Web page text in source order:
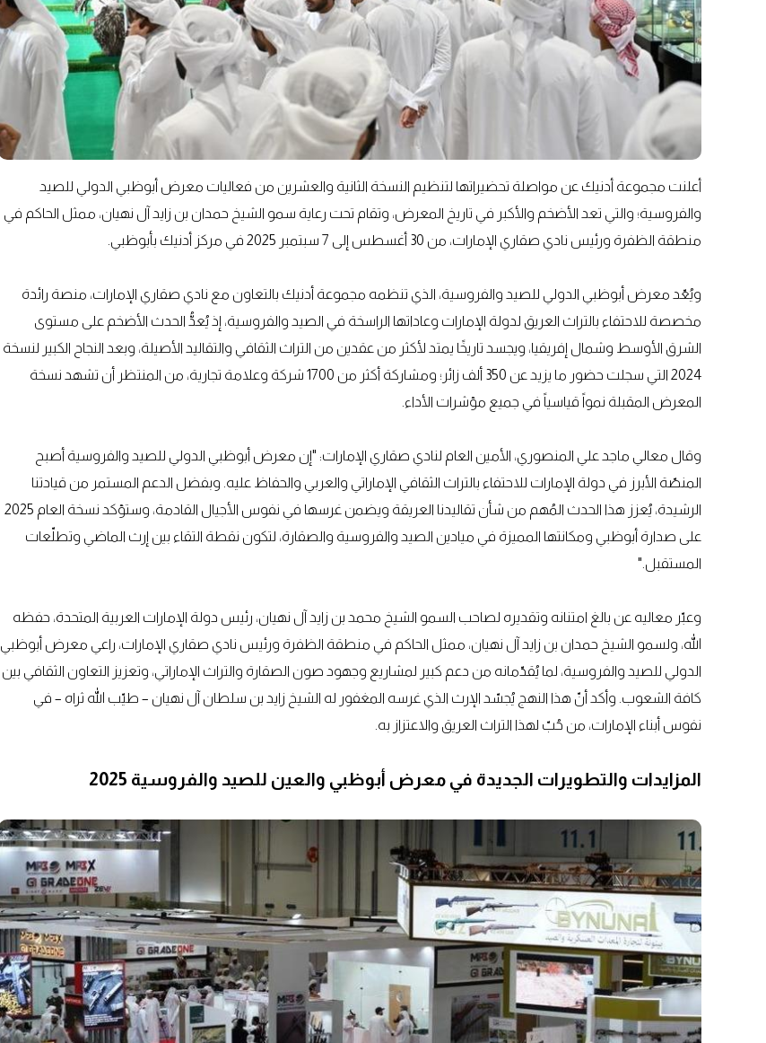
أعلنت مجموعة أدنيك عن مواصلة تحضيراتها لتنظيم النسخة الثانية والعشرين من فعاليات معرض أبوظبي الدولي للصيد
والفروسية؛ والتي تعد الأضخم والأكبر في تاريخ المعرض، وتقام تحت رعاية سمو الشيخ حمدان بن زايد آل نهيان، ممثل الحاكم في
منطقة الظفرة ورئيس نادي صقاري الإمارات، من 30 أغسطس إلى 7 سبتمبر 2025 في مركز أدنيك بأبوظبي.
ويُعّد معرض أبوظبي الدولي للصيد والفروسية، الذي تنظمه مجموعة أدنيك بالتعاون مع نادي صقاري الإمارات، منصة رائدة
مخصصة للاحتفاء بالتراث العريق لدولة الإمارات وعاداتها الراسخة في الصيد والفروسية، إذ يُعدُّ الحدث الأضخم على مستوى
الشرق الأوسط وشمال إفريقيا، ويجسد تاريخًا يمتد لأكثر من عقدين من التراث الثقافي والتقاليد الأصيلة، وبعد النجاح الكبير لنسخة
2024 التي سجلت حضور ما يزيد عن 350 ألف زائر؛ ومشاركة أكثر من 1700 شركة وعلامة تجارية، من المنتظر أن تشهد نسخة
المعرض المقبلة نمواً قياسياً في جميع مؤشرات الأداء.
وقال معالي ماجد علي المنصوري، الأمين العام لنادي صقاري الإمارات: "إن معرض أبوظبي الدولي للصيد والفروسية أصبح
المنصّة الأبرز في دولة الإمارات للاحتفاء بالتراث الثقافي الإماراتي والعربي والحفاظ عليه. وبفضل الدعم المستمر من قيادتنا
الرشيدة، يُعزز هذا الحدث المُهم من شأن تقاليدنا العريقة ويضمن غرسها في نفوس الأجيال القادمة، وستؤكد نسخة العام 2025
على صدارة أبوظبي ومكانتها المميزة في ميادين الصيد والفروسية والصقارة، لتكون نقطة التقاء بين إرث الماضي وتطلّعات
المستقبل."
وعبّر معاليه عن بالغ امتنانه وتقديره لصاحب السمو الشيخ محمد بن زايد آل نهيان، رئيس دولة الإمارات العربية المتحدة، حفظه
الله، ولسمو الشيخ حمدان بن زايد آل نهيان، ممثل الحاكم في منطقة الظفرة ورئيس نادي صقاري الإمارات، راعي معرض أبوظبي
الدولي للصيد والفروسية، لما يُقدّمانه من دعم كبير لمشاريع وجهود صون الصقارة والتراث الإماراتي، وتعزيز التعاون الثقافي بين
كافة الشعوب. وأكد أنّ هذا النهج يُجسّد الإرث الذي غرسه المغفور له الشيخ زايد بن سلطان آل نهيان – طيّب الله ثراه – في
نفوس أبناء الإمارات، من حُبّ لهذا التراث العريق والاعتزاز به.
المزايدات والتطويرات الجديدة في معرض أبوظبي والعين للصيد والفروسية 2025